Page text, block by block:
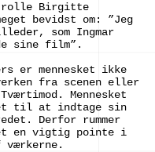
rolle Birgitte
bevidst om: ”Jeg
som Ingmar
sine film”.
er mennesket ikke
fra scenen eller
Mennesket
til at indtage sin
Derfor rummer
en vigtig pointe i
værkerne.